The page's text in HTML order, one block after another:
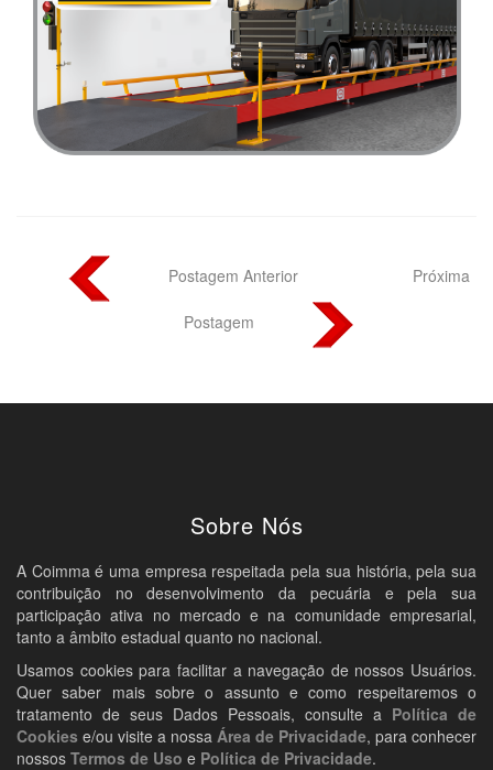
Postagem Anterior Próxima
Postagem
Sobre Nós
A Coimma é uma empresa respeitada pela sua história, pela sua
contribuição no desenvolvimento da pecuária e pela sua
participação ativa no mercado e na comunidade empresarial,
tanto a âmbito estadual quanto no nacional.
Usamos cookies para facilitar a navegação de nossos Usuários.
Quer saber mais sobre o assunto e como respeitaremos o
tratamento de seus Dados Pessoais, consulte a Política de
Cookies e/ou visite a nossa Área de Privacidade, para conhecer
nossos Termos de Uso e Política de Privacidade.